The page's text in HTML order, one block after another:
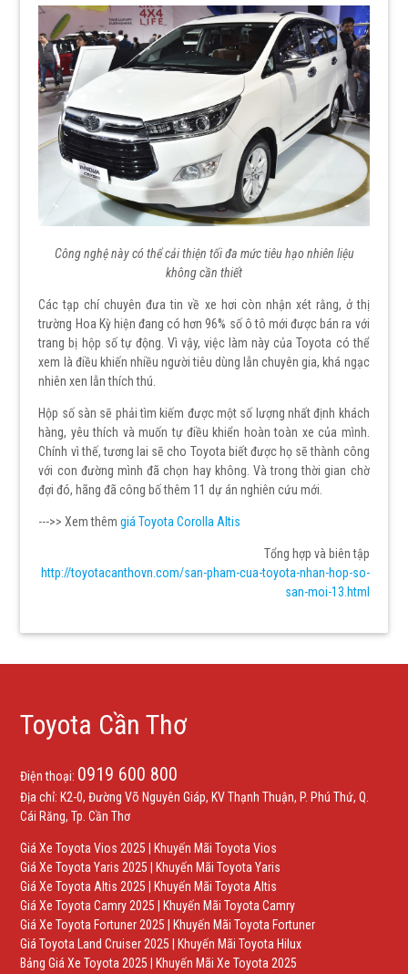
Công nghệ này có thể cải thiện tối đa mức tiêu hạo nhiên liệu
không cần thiết
Các tạp chí chuyên đưa tin về xe hơi còn nhận xét rằng, ở thị
trường Hoa Kỳ hiện đang có hơn 96% số ô tô mới được bán ra với
trang bị hộp số tự động. Vì vậy, việc làm này của Toyota có thể
xem là điều khiến nhiều người tiêu dùng lẫn chuyên gia, khá ngạc
nhiên xen lẫn thích thú.
Hộp số sàn sẽ phải tìm kiếm được một số lượng nhất định khách
hàng, yêu thích và muốn tự điều khiển hoàn toàn xe của mình.
Chính vì thế, tương lai sẽ cho Toyota biết được họ sẽ thành công
với con đường mình đã chọn hay không. Và trong thời gian chờ
đợi đó, hãng đã công bố thêm 11 dự án nghiên cứu mới.
--->> Xem thêmgiá Toyota Corolla Altis
Tổng hợp và biên tập
http://toyotacanthovn.com/san-pham-cua-toyota-nhan-hop-so-
san-moi-13.html
Toyota Cần Thơ
Điện thoại: 0919 600 800
Địa chỉ: K2-0, Đường Võ Nguyên Giáp, KV Thạnh Thuận, P. Phú Thứ, Q.
Cái Răng, Tp. Cần Thơ
Giá Xe Toyota Vios 2025
Khuyến Mãi Toyota Vios
Giá Xe Toyota Yaris 2025
Khuyến Mãi Toyota Yaris
Giá Xe Toyota Altis 2025
Khuyến Mãi Toyota Altis
Giá Xe Toyota Camry 2025
Khuyến Mãi Toyota Camry
Giá Xe Toyota Fortuner 2025
Khuyến Mãi Toyota Fortuner
Giá Toyota Land Cruiser 2025
Khuyến Mãi Toyota Hilux
Bảng Giá Xe Toyota 2025
Khuyến Mãi Xe Toyota 2025